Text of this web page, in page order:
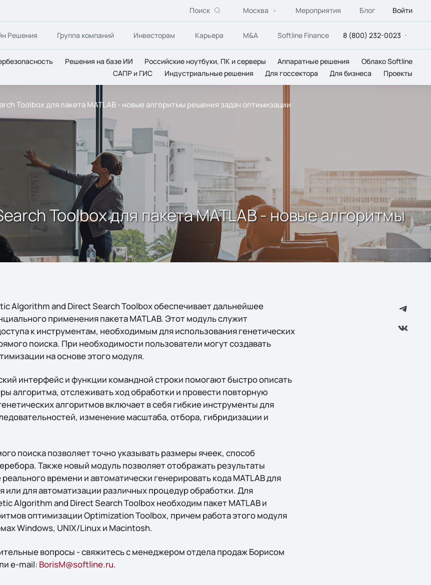
Поиск Москва Мероприятия Блог Войти
Решения Группа компаний Инвесторам Карьера M&A Softline Finance 8 (800) 232-0023
Решения на базе ИИ Российские ноутбуки, ПК и серверы Аппаратные решения
Облако Softline
САПР и ГИС
Индустриальные решения Для госсектора Для бизнеса Проекты
Toolbox для пакета MATLAB - новые алгоритмы решения задач оптимизации
Toolbox для пакета MATLAB - новые алгоритмы
Algorithm and Direct Search Toolbox обеспечивает дальнейшее
применения пакета MATLAB. Этот модуль служит
к инструментам, необходимым для использования генетических
поиска. При необходимости пользователи могут создавать
на основе этого модуля.
интерфейс и функции командной строки помогают быстро описать
алгоритма, отслеживать ход обработки и провести повторную
алгоритмов включает в себя гибкие инструменты для
изменение масштаба, отбора, гибридизации и
поиска позволяет точно указывать размеры ячеек, способ
Также новый модуль позволяет отображать результаты
времени и автоматически генерировать кода MATLAB для
или для автоматизации различных процедур обработки. Для
Algorithm and Direct Search Toolbox необходим пакет MATLAB и
оптимизации Optimization Toolbox, причем работа этого модуля
Windows, UNIX/Linux и Macintosh.
вопросы - свяжитесь с менеджером отдела продаж Борисом
e-mail: BorisM@softline.ru.